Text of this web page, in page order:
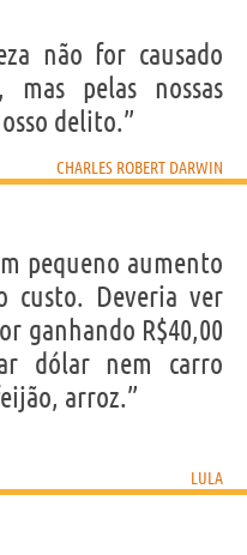
não for causado
pelas nossas
delito.”
CHARLES ROBERT DARWIN
pequeno aumento
custo. Deveria ver
ganhando R$40,00
dólar nem carro
arroz.”
LULA